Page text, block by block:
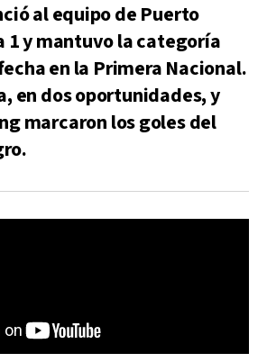
al equipo de Puerto
1 y mantuvo la categoría
en la Primera Nacional.
en dos oportunidades, y
marcaron los goles del